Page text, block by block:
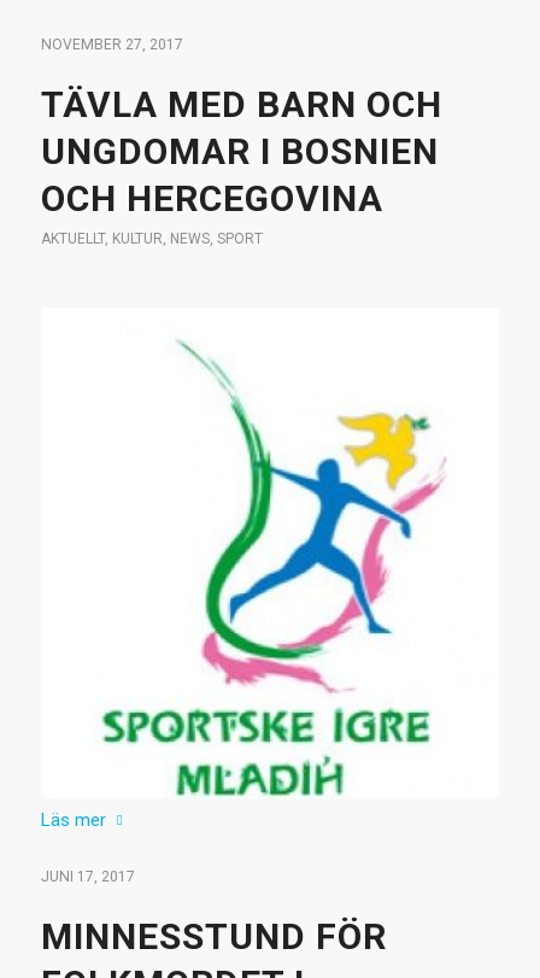
NOVEMBER 27, 2017
TÄVLA MED BARN OCH
UNGDOMAR I BOSNIEN
OCH HERCEGOVINA
AKTUELLT, KULTUR NEWS, SPORT
Läs mer
JUNI 17, 2017
MINNESSTUND FÖR